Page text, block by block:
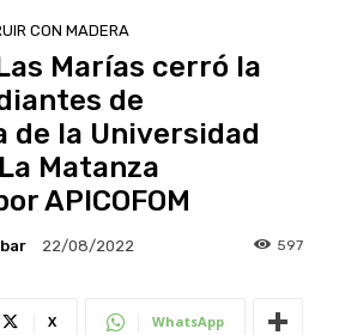
CON MADERA
Marías cerró la
de
la Universidad
Matanza
APICOFOM
22/08/2022 597
X WhatsApp